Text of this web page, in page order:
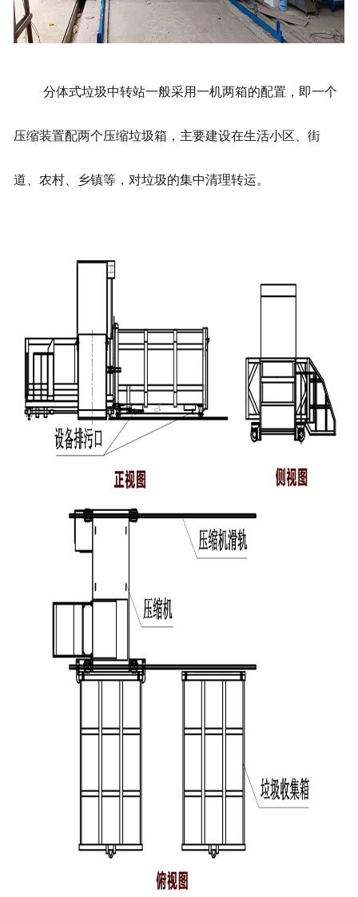
分体式垃圾中转站一般采用一机两箱的配置，即一个
压缩装置配两个压缩垃圾箱，主要建设在生活小区、街
道、农村、乡镇等，对垃圾的集中清理转运。